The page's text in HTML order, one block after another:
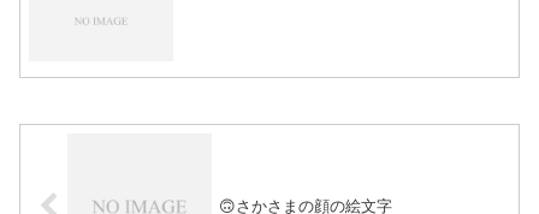
🙃さかさまの顔の絵文字